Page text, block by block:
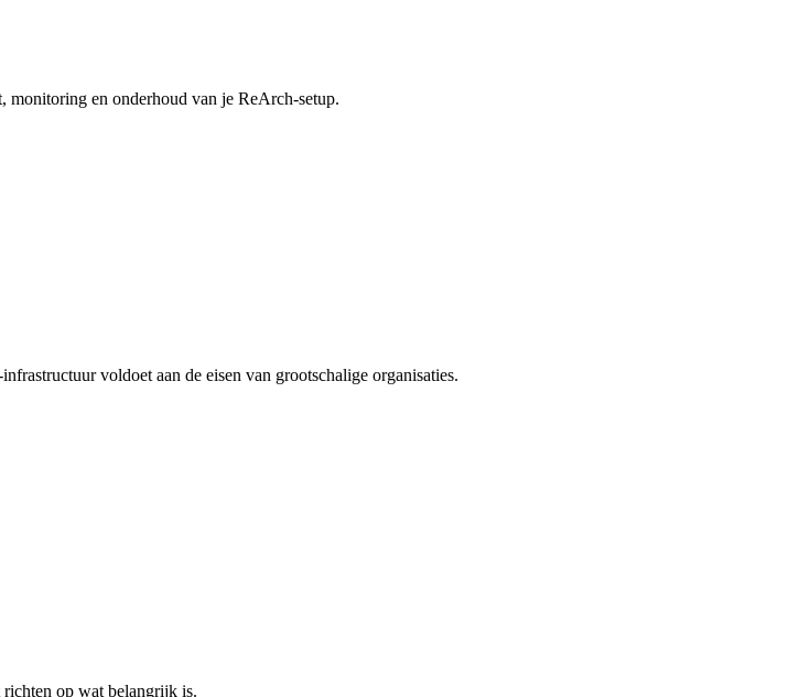
monitoring en onderhoud van je ReArch-setup.
voldoet aan de eisen van grootschalige organisaties.
op wat belangrijk is.